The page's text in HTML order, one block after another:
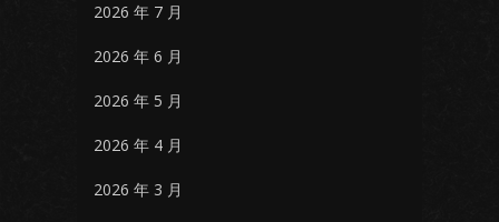
2026 年 7 月
2026 年 6 月
2026 年 5 月
2026 年 4 月
2026 年 3 月